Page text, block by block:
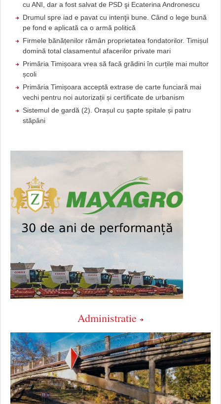
cu ANI, dar a fost salvat de PSD şi Ecaterina Andronescu
Drumul spre iad e pavat cu intenţii bune. Când o lege bună
pe fond e aplicată ca o armă politică
Firmele bănățenilor rămân proprietatea fondatorilor. Timișul
domină total clasamentul afacerilor private mari
Primăria Timișoara vrea să facă grădini în curțile mai multor
școli
Primăria Timișoara acceptă extrase de carte funciară mai
vechi pentru noi autorizații și certificate de urbanism
Sistemul de gardă (2). Orașul cu șapte spitale și patru
stăpâni
Administratie